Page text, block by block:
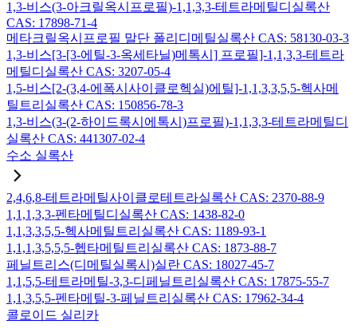
1,3-비스(3-아크릴옥시프로필)-1,1,3,3-테트라메틸디실록산
CAS: 17898-71-4
메타크릴옥시프로필 말단 폴리디메틸실록산 CAS: 58130-03-3
1,3-비스[3-[3-에틸-3-옥세타닐)메톡시] 프로필]-1,1,3,3-테트라
메틸디실록산 CAS: 3207-05-4
1,5-비스[2-(3,4-에폭시사이클로헥실)에틸]-1,1,3,3,5,5-헥사메
틸트리실록산 CAS: 150856-78-3
1,3-비스(3-(2-하이드록시에톡시)프로필)-1,1,3,3-테트라메틸디
실록산 CAS: 441307-02-4
수소 실록산
2,4,6,8-테트라메틸사이클로테트라실록산 CAS: 2370-88-9
1,1,1,3,3-펜타메틸디실록산 CAS: 1438-82-0
1,1,3,3,5,5-헥사메틸트리실록산 CAS: 1189-93-1
1,1,1,3,5,5,5-헵타메틸트리실록산 CAS: 1873-88-7
페닐트리스(디메틸실록시)실란 CAS: 18027-45-7
1,1,5,5-테트라메틸-3,3-디페닐트리실록산 CAS: 17875-55-7
1,1,3,5,5-펜타메틸-3-페닐트리실록산 CAS: 17962-34-4
콜로이드 실리카